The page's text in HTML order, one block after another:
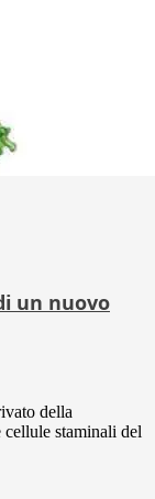
un nuovo
della
staminali del